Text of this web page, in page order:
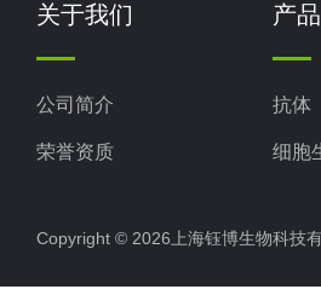
关于我们
公司简介
荣誉资质
产
抗体
细胞
Copyright © 2026上海钰博生物科技